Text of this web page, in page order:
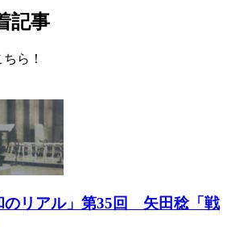
記事
ら！
のリアル」第35回 矢田稔「戦